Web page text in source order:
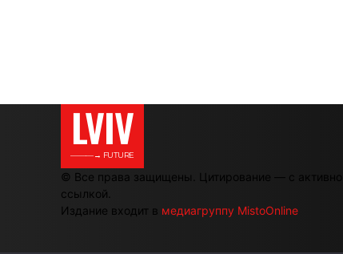
LVIV
———→ FUTURE
© Все права защищены. Цитирование — с активной
ссылкой.
Издание входит в медиагруппу MistoOnline